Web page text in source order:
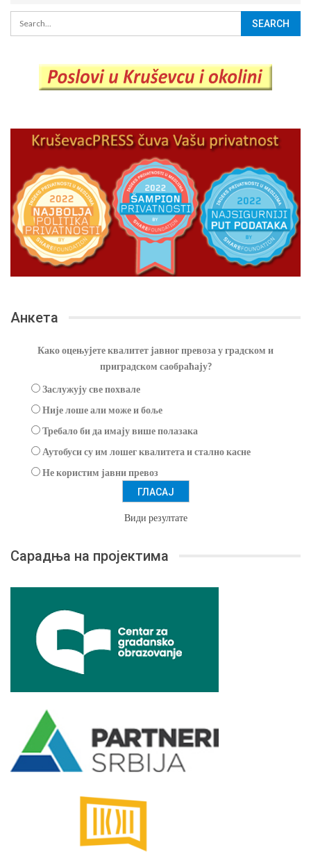
Анкета
Како оцењујете квалитет јавног превоза у градском и
приградском саобраћају?
Заслужују све похвале
Није лоше али може и боље
Требало би да имају више полазака
Аутобуси су им лошег квалитета и стално касне
Не користим јавни превоз
Види резултате
Сарадња на пројектима